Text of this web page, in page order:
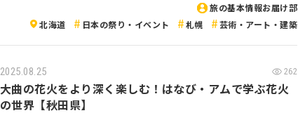
旅の基本情報お届け部
北海道
日本の祭り・イベント 札幌 芸術・アート・建築
2025.08.25 262
大曲の花火をより深く楽しむ！はなび・アムで学ぶ花火
の世界【秋田県】